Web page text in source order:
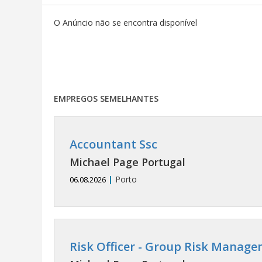
O Anúncio não se encontra disponível
EMPREGOS SEMELHANTES
Accountant Ssc
Michael Page Portugal
06.08.2026 | Porto
Risk Officer - Group Risk